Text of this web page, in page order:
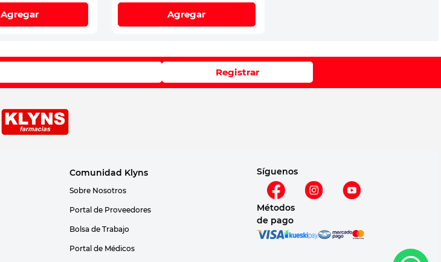
Agregar Agregar
Registrar
Comunidad Klyns
Sobre Nosotros
Portal de Proveedores
Bolsa de Trabajo
Portal de Médicos
Síguenos
Métodos
de pago